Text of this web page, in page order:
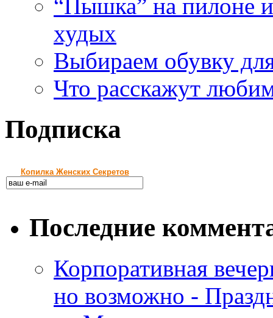
“Пышка” на пилоне
худых
Выбираем обувку
Что расскажут
Подписка
Копилка Женских Секретов
Последние
Корпоративная
но возможно -